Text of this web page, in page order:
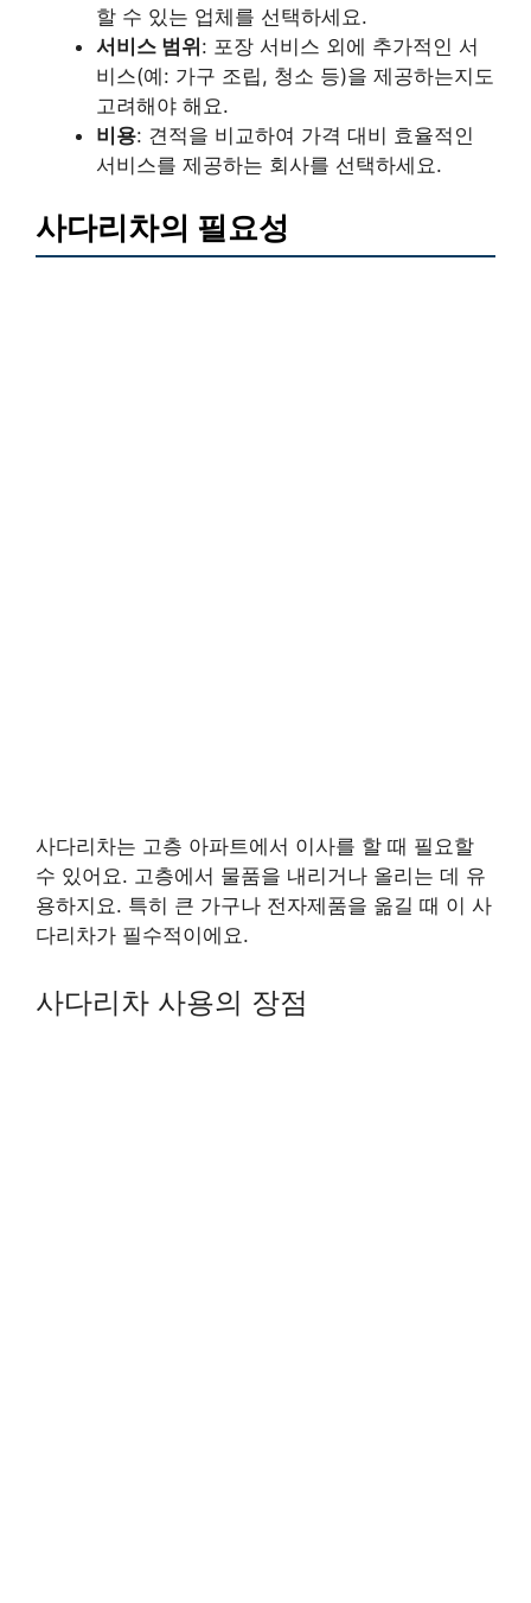
할 수 있는 업체를 선택하세요.
서비스 범위: 포장 서비스 외에 추가적인 서
비스(예: 가구 조립, 청소 등)을 제공하는지도
고려해야 해요.
비용: 견적을 비교하여 가격 대비 효율적인
서비스를 제공하는 회사를 선택하세요.
사다리차의 필요성
사다리차는 고층 아파트에서 이사를 할 때 필요할
수 있어요. 고층에서 물품을 내리거나 올리는 데 유
용하지요. 특히 큰 가구나 전자제품을 옮길 때 이 사
다리차가 필수적이에요.
사다리차 사용의 장점